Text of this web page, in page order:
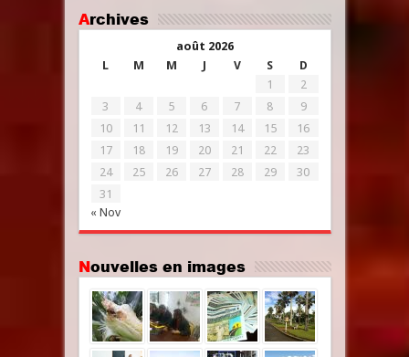
Archives
août 2026
L
M M J V S D
« Nov
1
2
3
4 5 6 7 8
9
10
11 12 13 14 15
16
17
18 19 20 21 22
23
24
25 26 27 28 29
30
31
Nouvelles en images